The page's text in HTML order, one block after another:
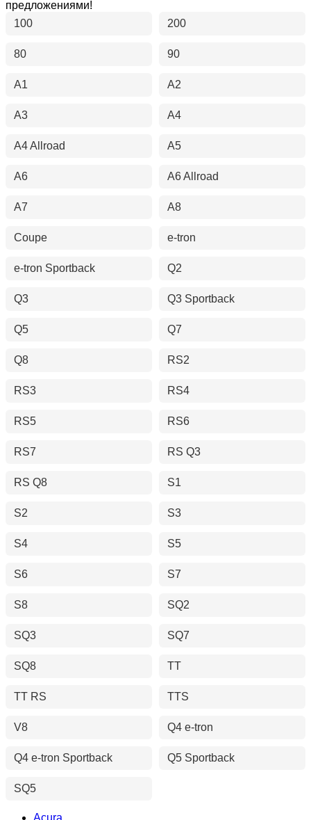
предложениями!
100
200
80 90
A1 A2
A3 A4
A4 Allroad A5
A6 A6 Allroad
A7 A8
Coupe e-tron
e-tron Sportback Q2
Q3 Q3 Sportback
Q5 Q7
Q8 RS2
RS3 RS4
RS5 RS6
RS7 RS Q3
RS Q8 S1
S2 S3
S4 S5
S6 S7
S8 SQ2
SQ3 SQ7
SQ8 TT
TT RS TTS
V8 Q4 e-tron
Q4 e-tron Sportback Q5 Sportback
SQ5